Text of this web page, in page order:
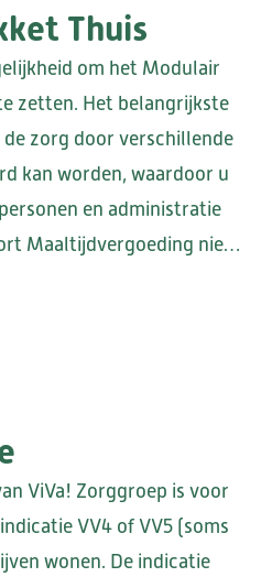
Thuis
om het Modulair
zetten. Het belangrijkste
zorg door verschillende
kan worden, waardoor u
en administratie
Maaltijdvergoeding niet
ViVa! Zorggroep is voor
VV4 of VV5 (soms
wonen. De indicatie